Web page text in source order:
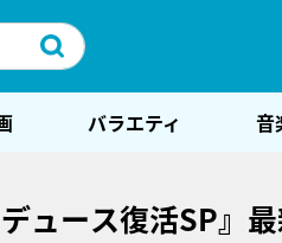
バラエティ 音
デュース復活SP』